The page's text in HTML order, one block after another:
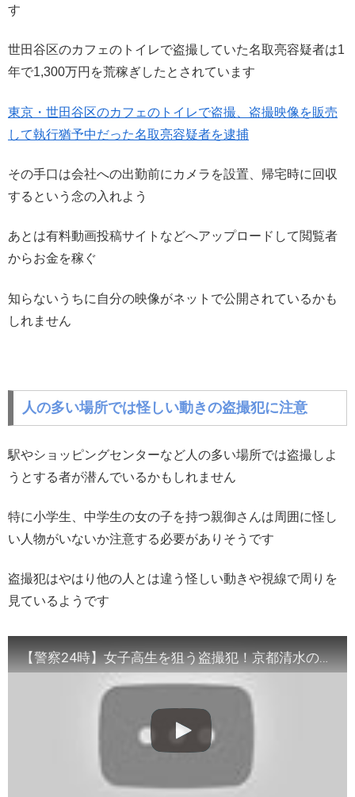
す
世田谷区のカフェのトイレで盗撮していた名取亮容疑者は1
年で1,300万円を荒稼ぎしたとされています
東京・世田谷区のカフェのトイレで盗撮、盗撮映像を販売
して執行猶予中だった名取亮容疑者を逮捕
その手口は会社への出勤前にカメラを設置、帰宅時に回収
するという念の入れよう
あとは有料動画投稿サイトなどへアップロードして閲覧者
からお金を稼ぐ
知らないうちに自分の映像がネットで公開されているかも
しれません
人の多い場所では怪しい動きの盗撮犯に注意
駅やショッピングセンターなど人の多い場所では盗撮しよ
うとする者が潜んでいるかもしれません
特に小学生、中学生の女の子を持つ親御さんは周囲に怪し
い人物がいないか注意する必要がありそうです
盗撮犯はやはり他の人とは違う怪しい動きや視線で周りを
見ているようです
【警察24時】女子高生を狙う盗撮犯！京都清水の舞台が緊急事態！ FLASH TV